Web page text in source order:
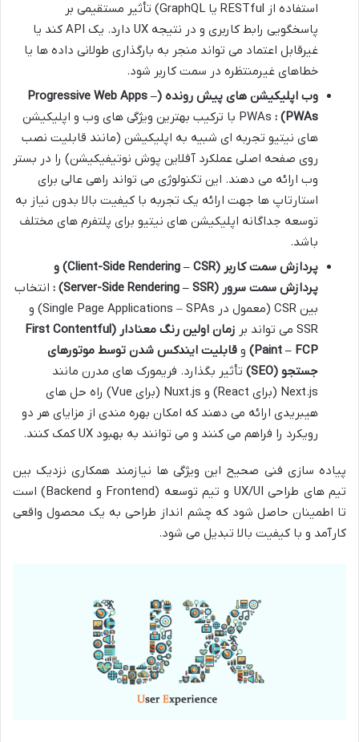
استفاده از RESTful یا GraphQL) تأثیر مستقیمی بر
پاسخگویی رابط کاربری و در نتیجه UX دارد. یک API کند یا
غیرقابل اعتماد می تواند منجر به بارگذاری طولانی داده ها یا
خطاهای غیرمنتظره در سمت کاربر شود.
وب اپلیکیشن های پیش رونده (Progressive Web Apps –
PWAs) :
PWAs با ترکیب بهترین ویژگی های وب و اپلیکیشن
های نیتیو تجربه ای شبیه به اپلیکیشن (مانند قابلیت نصب
روی صفحه اصلی عملکرد آفلاین پوش نوتیفیکیشن) را در بستر
وب ارائه می دهند. این تکنولوژی می تواند راهی عالی برای
استارتاپ ها جهت ارائه یک تجربه با کیفیت بالا بدون نیاز به
توسعه جداگانه اپلیکیشن های نیتیو برای پلتفرم های مختلف
باشد.
پردازش سمت کاربر (Client-Side Rendering – CSR)
و
پردازش سمت سرور (Server-Side Rendering – SSR)
: انتخاب
بین CSR (معمول در Single Page Applications – SPAs) و
SSR می تواند بر
زمان اولین رنگ معنادار
(First Contentful
Paint – FCP) و قابلیت ایندکس شدن توسط موتورهای
جستجو (SEO)
تأثیر بگذارد. فریمورک های مدرن مانند
Next.js (برای React) و Nuxt.js (برای Vue) راه حل های
هیبریدی ارائه می دهند که امکان بهره مندی از مزایای هر دو
رویکرد را فراهم می کنند و می توانند به بهبود UX کمک کنند.
پیاده سازی فنی صحیح این ویژگی ها نیازمند همکاری نزدیک بین
تیم های طراحی UX/UI و تیم توسعه (Frontend و Backend) است
تا اطمینان حاصل شود که چشم انداز طراحی به یک محصول واقعی
کارآمد و با کیفیت بالا تبدیل می شود.